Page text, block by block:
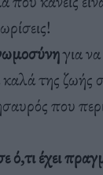
για
της ζωής
που
ό,τι έχει